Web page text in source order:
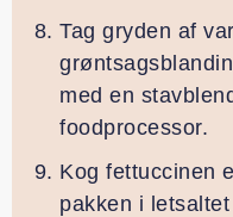
Tag gryden af
med en
foodprocessor.
Kog fettuccinen
pakken i